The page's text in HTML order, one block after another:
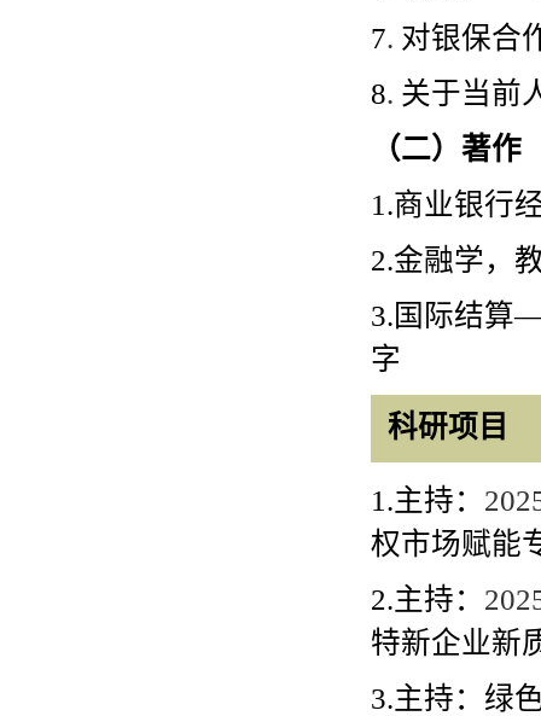
7. 对银保合
8. 关于当前
（二）著作
1.商业银行
2.金融学，
3. 国际结算
字
科研项目
1.主持：
权市场赋能
2.主持：
特新企业新
3.主持：绿